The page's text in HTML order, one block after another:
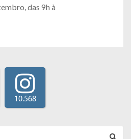
das 9h à
10.568